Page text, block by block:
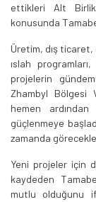
ettikleri Alt
konusunda
Üretim, dış
ıslah
projelerin
Zhambyl Bölgesi
hemen
güçlenmeye
zamanda
Yeni projeler için
kaydeden
mutlu olduğunu